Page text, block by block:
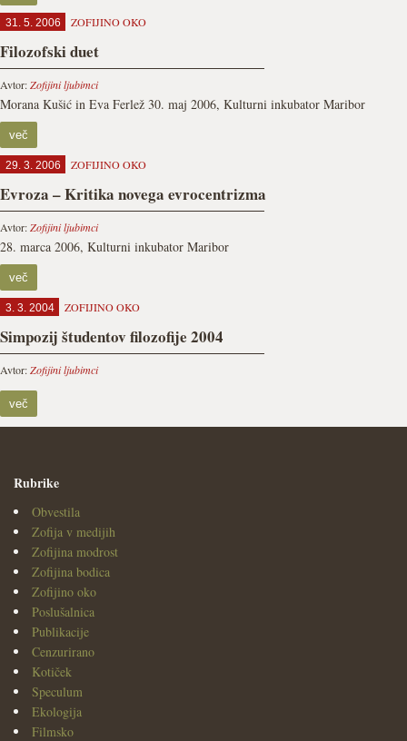
31. 5. 2006 ZOFIJINO OKO
Filozofski duet
Avtor:Zofijini ljubimci
Morana Kušić in Eva Ferlež 30. maj 2006, Kulturni inkubator Maribor
več
29. 3. 2006 ZOFIJINO OKO
Evroza – Kritika novega evrocentrizma
Avtor:Zofijini ljubimci
28. marca 2006, Kulturni inkubator Maribor
več
3. 3. 2004 ZOFIJINO OKO
Simpozij študentov filozofije 2004
Avtor:Zofijini ljubimci
več
Rubrike
Obvestila
Zofija v medijih
Zofijina modrost
Zofijina bodica
Zofijino oko
Poslušalnica
Publikacije
Cenzurirano
Kotiček
Speculum
Ekologija
Filmsko